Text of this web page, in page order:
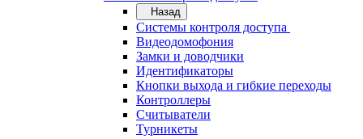
Назад
Системы контроля доступа
Видеодомофония
Замки и доводчики
Идентификаторы
Кнопки выхода и гибкие переходы
Контроллеры
Считыватели
Турникеты